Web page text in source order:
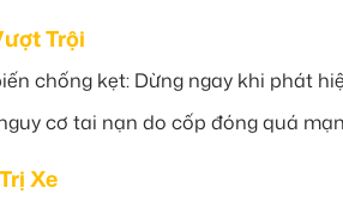
Trội
chống kẹt: Dừng ngay khi phát
cơ tai nạn do cốp đóng quá
Xe